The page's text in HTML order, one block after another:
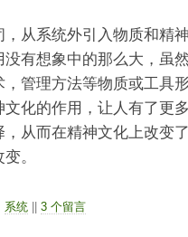
从系统外引入物质和精
有想象中的那么大，虽
管理方法等物质或工具
化的作用，让人有了更
从而在精神文化上改变
。
系统|| 3 个留言